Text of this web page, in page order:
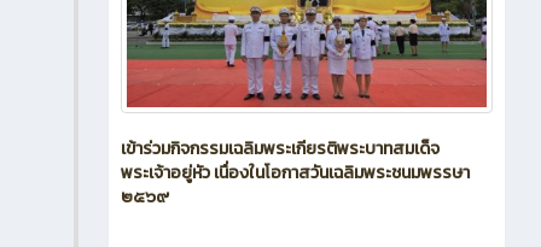
เข้าร่วมกิจกรรมเฉลิมพระเกียรติพระบาทสมเด็จ
พระเจ้าอยู่หัว เนื่องในโอกาสวันเฉลิมพระชนมพรรษา
๒๕๖๙